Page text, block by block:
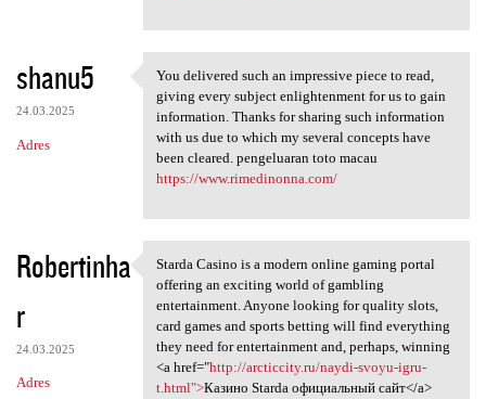
shanu5
24.03.2025
Adres
You delivered such an
You delivered such an impressive piece to read,
giving every subject enlightenment for us to gain
information. Thanks for sharing such information
with us due to which my several concepts have
been cleared. pengeluaran toto macau
https://www.rimedinonna.com/
Robertinha
r
24.03.2025
Adres
Starda Casino is a modern
Starda Casino is a modern online gaming portal
offering an exciting world of gambling
entertainment. Anyone looking for quality slots,
card games and sports betting will find everything
they need for entertainment and, perhaps, winning
<a href="http://arcticcity.ru/naydi-svoyu-igru-
t.html">Казино Starda официальный сайт</a>